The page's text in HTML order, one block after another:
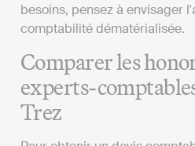
besoins, pensez à envisager
comptabilité dématérialisée.
Comparer les
experts-
Trez